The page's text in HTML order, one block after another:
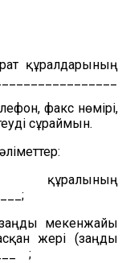
құралдарының
факс нөмірі,
сұраймын.
құралының
мекенжайы
жері (заңды
;